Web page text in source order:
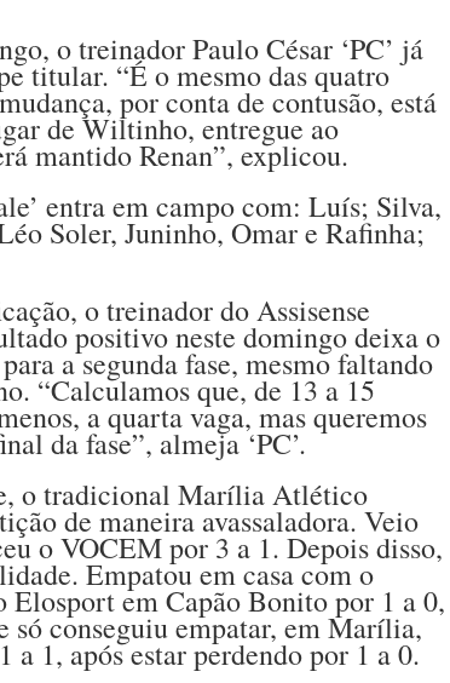
o treinador Paulo César ‘PC’ já
titular. “É o mesmo das quatro
por conta de contusão, está
de Wiltinho, entregue ao
mantido Renan”, explicou.
entra em campo com: Luís; Silva,
Soler, Juninho, Omar e Rafinha;
o treinador do Assisense
positivo neste domingo deixa o
a segunda fase, mesmo faltando
“Calculamos que, de 13 a 15
a quarta vaga, mas queremos
da fase”, almeja ‘PC’.
o tradicional Marília Atlético
de maneira avassaladora. Veio
o VOCEM por 3 a 1. Depois disso,
Empatou em casa com o
Elosport em Capão Bonito por 1 a 0,
só conseguiu empatar, em Marília,
a 1, após estar perdendo por 1 a 0.